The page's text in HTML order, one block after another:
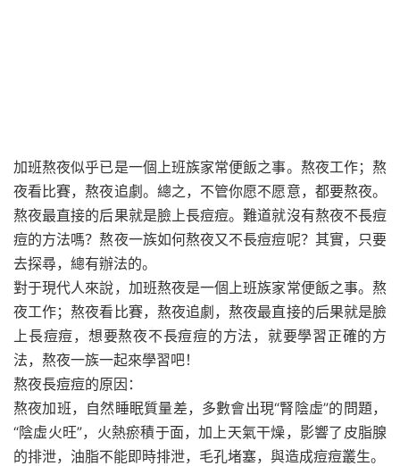
加班熬夜似乎已是一個上班族家常便飯之事。熬夜工作；熬
夜看比賽，熬夜追劇。總之，不管你愿不愿意，都要熬夜。
熬夜最直接的后果就是臉上長痘痘。難道就沒有熬夜不長痘
痘的方法嗎？熬夜一族如何熬夜又不長痘痘呢？其實，只要
去探尋，總有辦法的。
對于現代人來說，加班熬夜是一個上班族家常便飯之事。熬
夜工作；熬夜看比賽，熬夜追劇，熬夜最直接的后果就是臉
上長痘痘，想要熬夜不長痘痘的方法，就要學習正確的方
法，熬夜一族一起來學習吧！
熬夜長痘痘的原因：
熬夜加班，自然睡眠質量差，多數會出現“腎陰虛”的問題，
“陰虛火旺”，火熱瘀積于面，加上天氣干燥，影響了皮脂腺
的排泄，油脂不能即時排泄，毛孔堵塞，與造成痘痘叢生。